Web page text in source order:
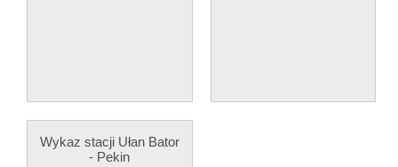
Wykaz stacji Ułan Bator
- Pekin